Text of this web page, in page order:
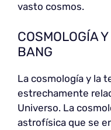
vasto cosmos.
COSMOLOGÍA
BANG
La cosmología y la
estrechamente
Universo. La
astrofísica que se